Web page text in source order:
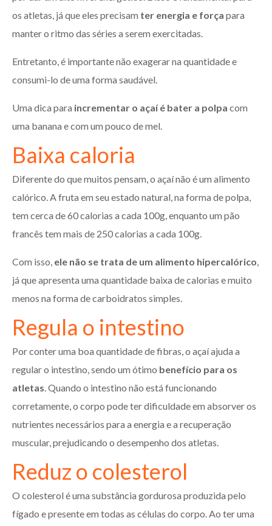
os atletas, já que eles precisam ter energia e força para
manter o ritmo das séries a serem exercitadas.
Entretanto, é importante não exagerar na quantidade e
consumi-lo de uma forma saudável.
Uma dica para incrementar o açaí é bater a polpa com
uma banana e com um pouco de mel.
Baixa caloria
Diferente do que muitos pensam, o açaí não é um alimento
calórico. A fruta em seu estado natural, na forma de polpa,
tem cerca de 60 calorias a cada 100g, enquanto um pão
francês tem mais de 250 calorias a cada 100g.
Com isso, ele não se trata de um alimento hipercalórico,
já que apresenta uma quantidade baixa de calorias e muito
menos na forma de carboidratos simples.
Regula o intestino
Por conter uma boa quantidade de fibras, o açaí ajuda a
regular o intestino, sendo um ótimo benefício para os
atletas. Quando o intestino não está funcionando
corretamente, o corpo pode ter dificuldade em absorver os
nutrientes necessários para a energia e a recuperação
muscular, prejudicando o desempenho dos atletas.
Reduz o colesterol
O colesterol é uma substância gordurosa produzida pelo
fígado e presente em todas as células do corpo. Ao ter uma